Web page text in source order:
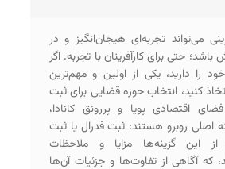
می‌تواند تجربه‌ای هیجان‌انگیز و در
حتی برای کارآفرینان با تجربه. اگر
را دارید، یکی از اولین و مهم‌ترین
کنید، انتخاب حوزه قضایی برای ثبت
اقتصادی پویا و پررونق کانادا،
اصلی روبرو هستند: ثبت فدرال یا ثبت
این گزینه‌ها مزایا و ملاحظات
که آگاهی از تفاوت‌ها و جزئیات آن‌ها